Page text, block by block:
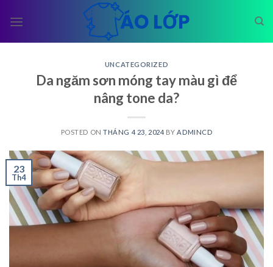
UNCATEGORIZED
Da ngăm sơn móng tay màu gì để
nâng tone da?
POSTED ONTHÁNG 4 23, 2024 BY ADMINCD
23
Th4